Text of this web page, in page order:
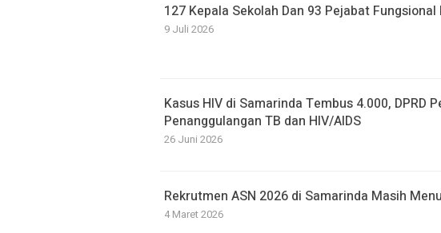
127 Kepala Sekolah Dan 93 Pejabat
9 Juli 2026
Kasus HIV di Samarinda Tembus 4.000, DPRD
Penanggulangan TB dan HIV/AIDS
26 Juni 2026
Rekrutmen ASN 2026 di Samarinda Masih
4 Maret 2026